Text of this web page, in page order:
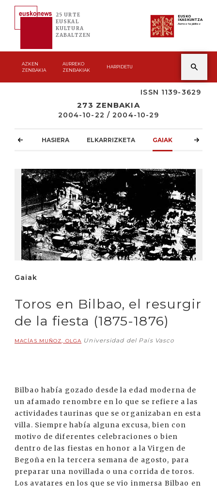
25 URTE
EUSKAL
KULTURA
ZABALTZEN
EUSKO
IKASKUNTZA
Asmoz ta jakitez
AZKEN
ZENBAKIA
AURREKO
ZENBAKIAK
HARPIDETU
ISSN 1139-3629
273 ZENBAKIA
2004-10-22 / 2004-10-29
HASIERA ELKARRIZKETA GAIAK
Gaiak
Toros en Bilbao, el resurgir
de la fiesta (1875-1876)
MACÍAS MUÑOZ, OLGA Universidad del País Vasco
Bilbao había gozado desde la edad moderna de
un afamado renombre en lo que se refiere a las
actividades taurinas que se organizaban en esta
villa. Siempre había alguna excusa, bien con
motivo de diferentes celebraciones o bien
dentro de las fiestas en honor a la Virgen de
Begoña en la tercera semana de agosto, para
preparar una novillada o una corrida de toros.
Los avatares en los que se vio inmersa Bilbao en